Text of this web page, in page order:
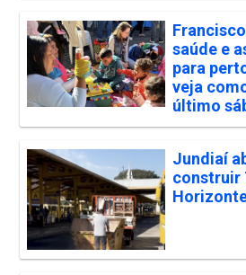
saúde e
para
veja
último
Jundiaí
construir